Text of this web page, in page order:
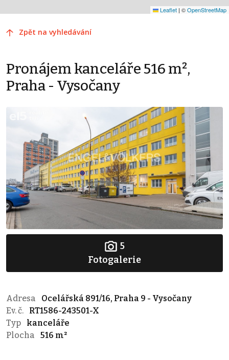
Leaflet | ©OpenStreetMap
Zpět na vyhledávání
Pronájem kanceláře 516 m²,
Praha - Vysočany
5
Fotogalerie
Adresa
Ocelářská 891/16, Praha 9 - Vysočany
Ev. č.
RT1586-243501-X
Typ
kanceláře
Plocha
516 m²